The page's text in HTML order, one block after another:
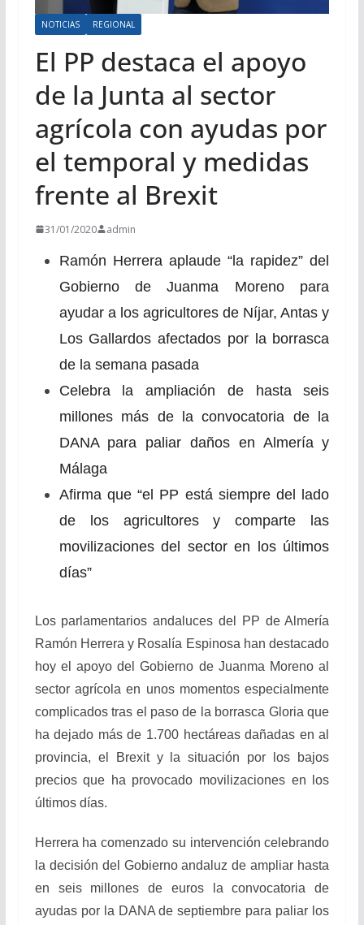
NOTICIAS REGIONAL
El PP destaca el apoyo
de la Junta al sector
agrícola con ayudas por
el temporal y medidas
frente al Brexit
31/01/2020 admin
Ramón Herrera aplaude “la rapidez” del
Gobierno de Juanma Moreno para
ayudar a los agricultores de Níjar, Antas y
Los Gallardos afectados por la borrasca
de la semana pasada
Celebra la ampliación de hasta seis
millones más de la convocatoria de la
DANA para paliar daños en Almería y
Málaga
Afirma que “el PP está siempre del lado
de los agricultores y comparte las
movilizaciones del sector en los últimos
días”
Los parlamentarios andaluces del PP de Almería
Ramón Herrera y Rosalía Espinosa han destacado
hoy el apoyo del Gobierno de Juanma Moreno al
sector agrícola en unos momentos especialmente
complicados tras el paso de la borrasca Gloria que
ha dejado más de 1.700 hectáreas dañadas en al
provincia, el Brexit y la situación por los bajos
precios que ha provocado movilizaciones en los
últimos días.
Herrera ha comenzado su intervención celebrando
la decisión del Gobierno andaluz de ampliar hasta
en seis millones de euros la convocatoria de
ayudas por la DANA de septiembre para paliar los